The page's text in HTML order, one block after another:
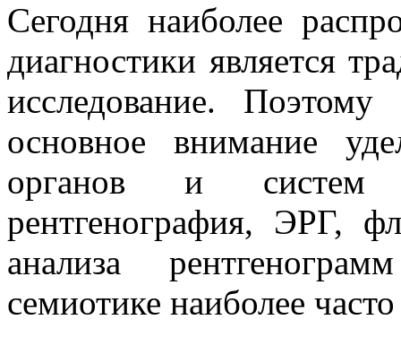
Сегодня наиболее
диагностики является
исследование.
основное внимание
органов и систем
рентгенография, ЭРГ,
анализа
семиотике наиболее